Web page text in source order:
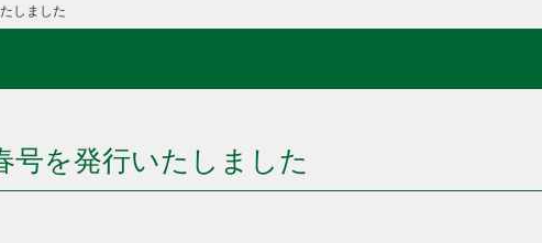
しました
号を発行いたしました